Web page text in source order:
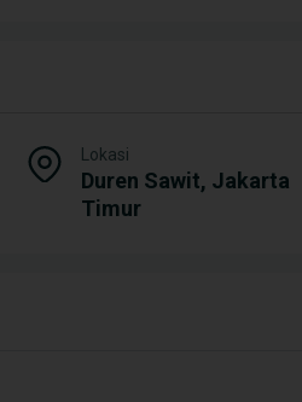
Lokasi
Duren Sawit, Jakarta
Timur